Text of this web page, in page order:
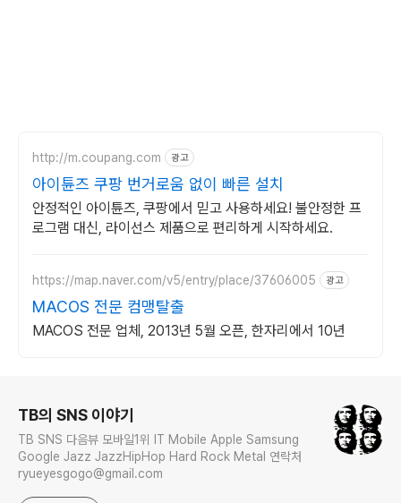
http://m.coupang.com 광고
아이튠즈 쿠팡 번거로움 없이 빠른 설치
안정적인 아이튠즈, 쿠팡에서 믿고 사용하세요! 불안정한 프
로그램 대신, 라이선스 제품으로 편리하게 시작하세요.
https://map.naver.com/v5/entry/place/37606005 광고
MACOS 전문 컴맹탈출
MACOS 전문 업체, 2013년 5월 오픈, 한자리에서 10년
TB의 SNS 이야기
TB SNS 다음뷰 모바일1위 IT Mobile Apple Samsung
Google Jazz JazzHipHop Hard Rock Metal 연락처
ryueyesgogo@gmail.com